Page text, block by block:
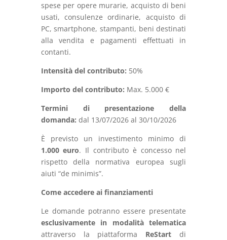
spese per opere murarie, acquisto di beni
usati, consulenze ordinarie, acquisto di
PC, smartphone, stampanti, beni destinati
alla vendita e pagamenti effettuati in
contanti.
Intensità del contributo: 50%
Importo del contributo: Max. 5.000 €
Termini di presentazione della
domanda: dal 13/07/2026 al 30/10/2026
È previsto un investimento minimo di
1.000 euro. Il contributo è concesso nel
rispetto della normativa europea sugli
aiuti “de minimis”.
Come accedere ai finanziamenti
Le domande potranno essere presentate
esclusivamente in modalità telematica
attraverso la piattaforma ReStart di